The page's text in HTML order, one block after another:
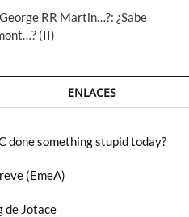
RR Martin…?: ¿Sabe
(II)
ENLACES
done something stupid today?
(EmeA)
de Jotace